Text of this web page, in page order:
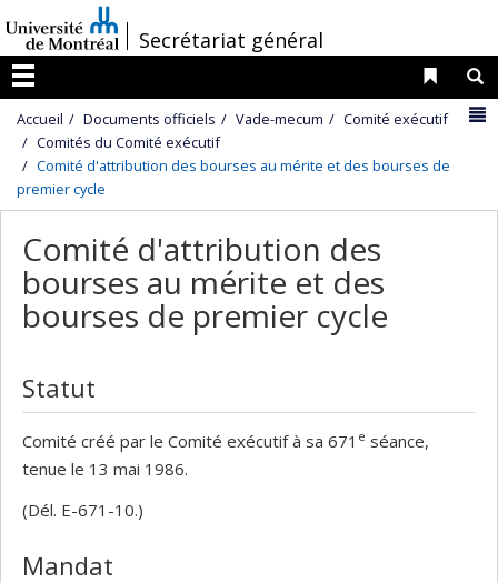
au
contenu
/
Secrétariat général
Menu
Liens
Accueil Documents officiels Vade-mecum
Comité exécutif
Comités du Comité exécutif
Comité d'attribution des bourses au mérite et des bourses de
premier cycle
Comité d'attribution des
bourses au mérite et des
bourses de premier cycle
Statut
Comité créé par le Comité exécutif à sa 671 e séance,
tenue le 13 mai 1986.
(Dél. E-671-10.)
Mandat